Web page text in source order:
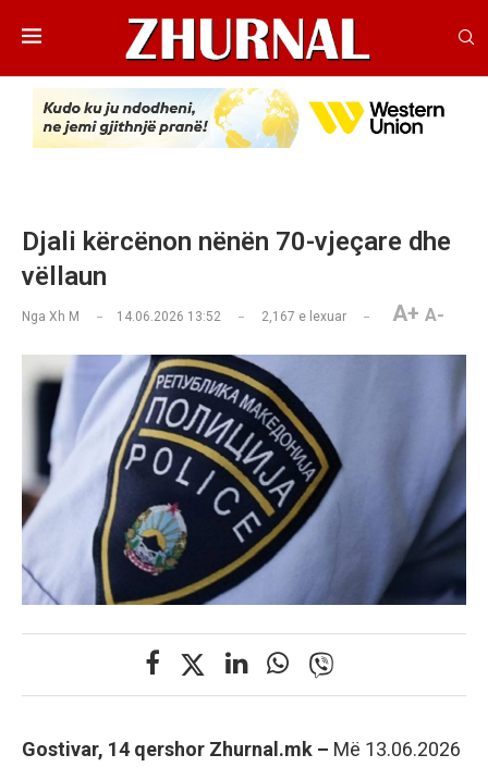
Djali kërcënon nënën 70-vjeçare dhe
vëllaun
Nga Xh M 14.06.2026 13:52 2,167 e lexuar A+ A-
​Gostivar, 14 qershor Zhurnal.mk – Më 13.06.2026